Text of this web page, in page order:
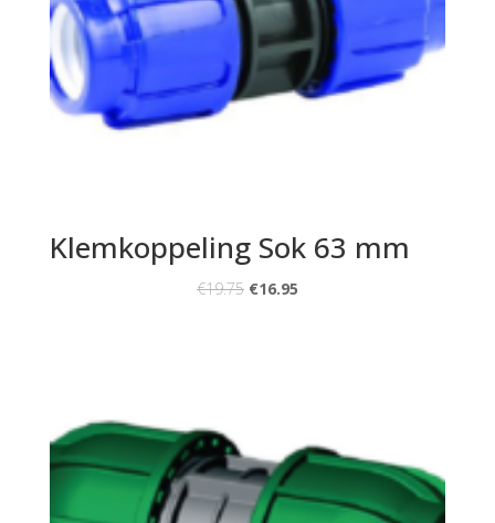
Klemkoppeling Sok 63 mm
€19.75 €16.95